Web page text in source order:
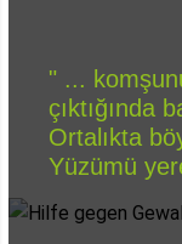
" ...
çıktığında
Ortalıkta
Yüzümü